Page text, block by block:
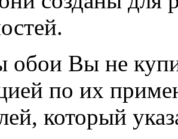
обои Вы не
по их
который